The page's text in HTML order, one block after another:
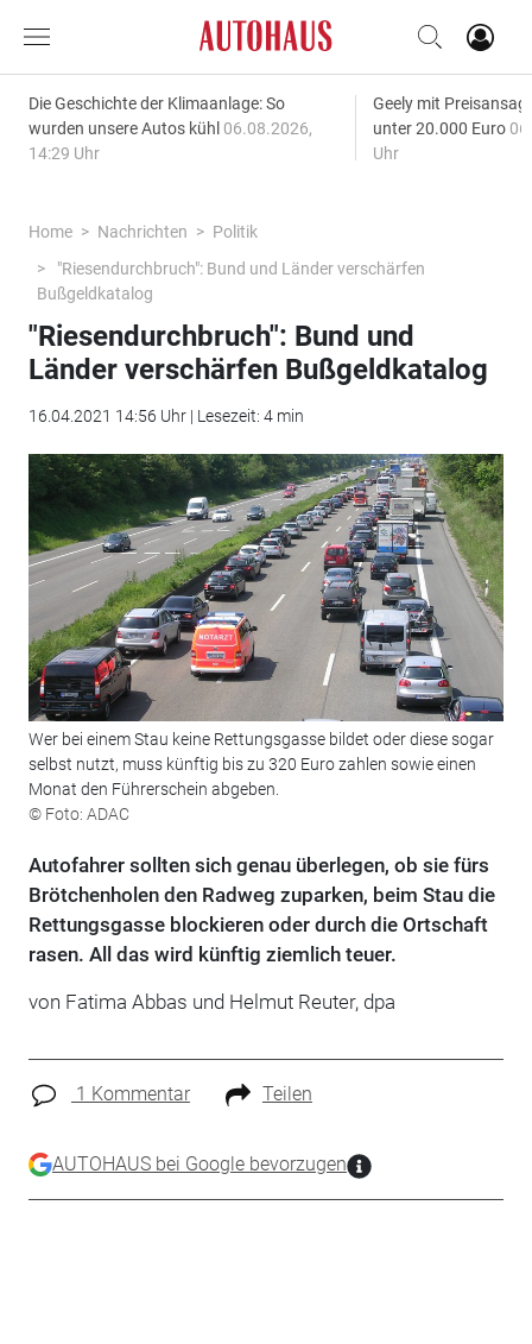
Die Geschichte der Klimaanlage: So
wurden unsere Autos kühl 06.08.2026,
14:29 Uhr
Geely mit
unter 20.000 Euro
Uhr
Home Nachrichten
Politik
"Riesendurchbruch": Bund und Länder verschärfen
Bußgeldkatalog
"Riesendurchbruch": Bund und
Länder verschärfen Bußgeldkatalog
16.04.2021 14:56 Uhr | Lesezeit: 4 min
Wer bei einem Stau keine Rettungsgasse bildet oder diese sogar
selbst nutzt, muss künftig bis zu 320 Euro zahlen sowie einen
Monat den Führerschein abgeben.
© Foto: ADAC
Autofahrer sollten sich genau überlegen, ob sie fürs
Brötchenholen den Radweg zuparken, beim Stau die
Rettungsgasse blockieren oder durch die Ortschaft
rasen. All das wird künftig ziemlich teuer.
von Fatima Abbas und Helmut Reuter, dpa
1 Kommentar Teilen
AUTOHAUS bei Google bevorzugen